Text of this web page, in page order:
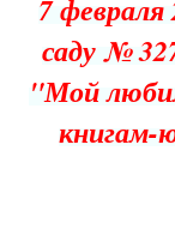
7
саду №
"Мой
книгам-